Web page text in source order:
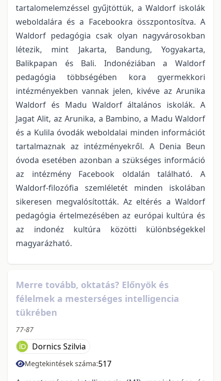
tartalomelemzéssel gyűjtöttük, a Waldorf iskolák
weboldalára és a Facebookra összpontosítva. A
Waldorf pedagógia csak olyan nagyvárosokban
létezik, mint Jakarta, Bandung, Yogyakarta,
Balikpapan és Bali. Indonéziában a Waldorf
pedagógia többségében kora gyermekkori
intézményekben vannak jelen, kivéve az Arunika
Waldorf és Madu Waldorf általános iskolák. A
Jagat Alit, az Arunika, a Bambino, a Madu Waldorf
és a Kulila óvodák weboldalai minden információt
tartalmaznak az intézményekről. A Denia Beun
óvoda esetében azonban a szükséges információ
az intézmény Facebook oldalán található. A
Waldorf-filozófia szemléletét minden iskolában
sikeresen megvalósították. Az eltérés a Waldorf
pedagógia értelmezésében az európai kultúra és
az indonéz kultúra közötti különbségekkel
magyarázható.
Merre tovább, oktatás? Előnyök és
félelmek a mesterséges intelligencia
tükrében
77-87
Dornics Szilvia
Megtekintések száma:517